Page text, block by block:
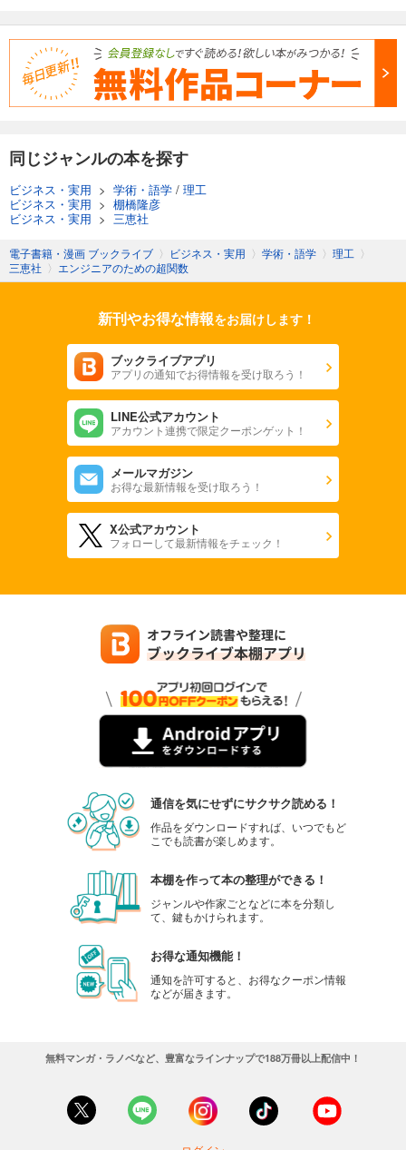
同じジャンルの本を探す
ビジネス・実用 > 学術・語学 / 理工
ビジネス・実用 > 棚橋隆彦
ビジネス・実用 > 三恵社
電子書籍・漫画 ブックライブ 〉 ビジネス・実用 〉 学術・語学 〉 理工 〉
三恵社 〉 エンジニアのための超関数
新刊やお得な情報をお届けします！
ブックライブアプリ
アプリの通知でお得情報を受け取ろう！
LINE公式アカウント
アカウント連携で限定クーポンゲット！
メールマガジン
お得な最新情報を受け取ろう！
X公式アカウント
フォローして最新情報をチェック！
通信を気にせずにサクサク読める！
作品をダウンロードすれば、いつでもど
こでも読書が楽しめます。
本棚を作って本の整理ができる！
ジャンルや作家ごとなどに本を分類し
て、鍵もかけられます。
お得な通知機能！
通知を許可すると、お得なクーポン情報
などが届きます。
無料マンガ・ラノベなど、豊富なラインナップで188万冊以上配信中！